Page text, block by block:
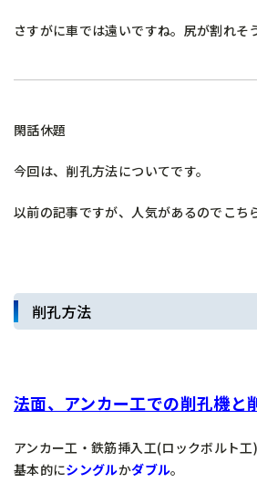
さすがに車では遠いですね。尻が割れそ
閑話休題
今回は、削孔方法についてです。
以前の記事ですが、人気があるのでこち
削孔方法
法面、アンカー工での削孔機と
アンカー工・鉄筋挿入工(ロックボルト
基本的にシングルかダブル。